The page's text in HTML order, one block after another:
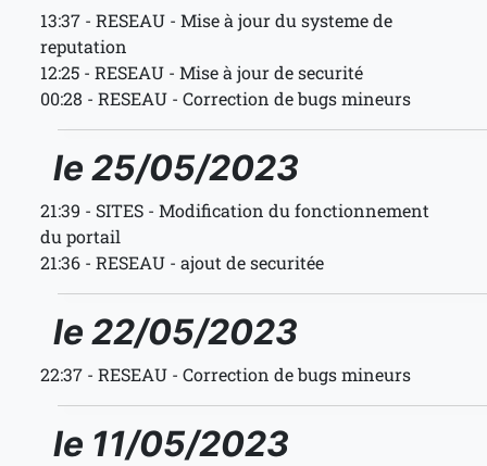
13:37 - RESEAU - Mise à jour du systeme de
reputation
12:25 - RESEAU - Mise à jour de securité
00:28 - RESEAU - Correction de bugs mineurs
le 25/05/2023
21:39 - SITES - Modification du fonctionnement
du portail
21:36 - RESEAU - ajout de securitée
le 22/05/2023
22:37 - RESEAU - Correction de bugs mineurs
le 11/05/2023